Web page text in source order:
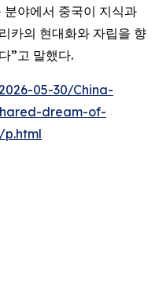
분야에서 중국이 지식과
카의 현대화와 자립을 향
”고 말했다.
05-30/China-
dream-of-
p.html